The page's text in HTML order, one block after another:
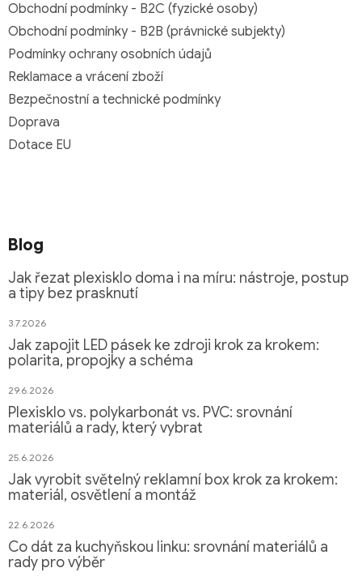
Obchodní podmínky - B2C (fyzické osoby)
Obchodní podmínky - B2B (právnické subjekty)
Podmínky ochrany osobních údajů
Reklamace a vrácení zboží
Bezpečnostní a technické podmínky
Doprava
Dotace EU
Blog
Jak řezat plexisklo doma i na míru: nástroje, postup
a tipy bez prasknutí
3.7.2026
Jak zapojit LED pásek ke zdroji krok za krokem:
polarita, propojky a schéma
29.6.2026
Plexisklo vs. polykarbonát vs. PVC: srovnání
materiálů a rady, který vybrat
25.6.2026
Jak vyrobit světelný reklamní box krok za krokem:
materiál, osvětlení a montáž
22.6.2026
Co dát za kuchyňskou linku: srovnání materiálů a
rady pro výběr